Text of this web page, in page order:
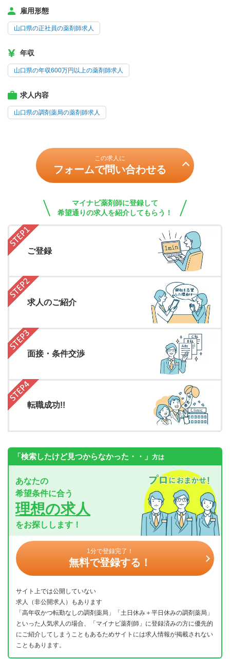
雇用形態
山口県の正社員の薬剤師求人
年収
山口県の年収600万円以上の薬剤師求人
求人内容
山口県の調剤薬局の薬剤師求人
この求人に
フォームで問い合わせる
マイナビ薬剤師に登録して
希望通りの求人を紹介してもらう！
ご登録
求人のご紹介
面接・条件交渉
転職成功!!
「検索したけど見つからなかった・・」 方は
あなたの
希望条件に合う
理想の求人
をお探しします！
1分で登録完了！
無料で登録する！
サイト上では公開していない
求人（非公開求人）もあります
「高年収かつ転勤なしの調剤薬局」「土日休み＋平日休みの調剤薬局」
といった人気求人の場合、「マイナビ薬剤師」に登録済みの方に優先的
にご紹介してしまうこともあるためサイトには求人情報が掲載されない
こともあります。